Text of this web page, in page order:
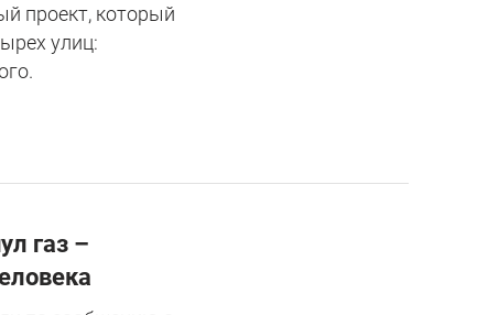
проект, который
улиц:
газ –